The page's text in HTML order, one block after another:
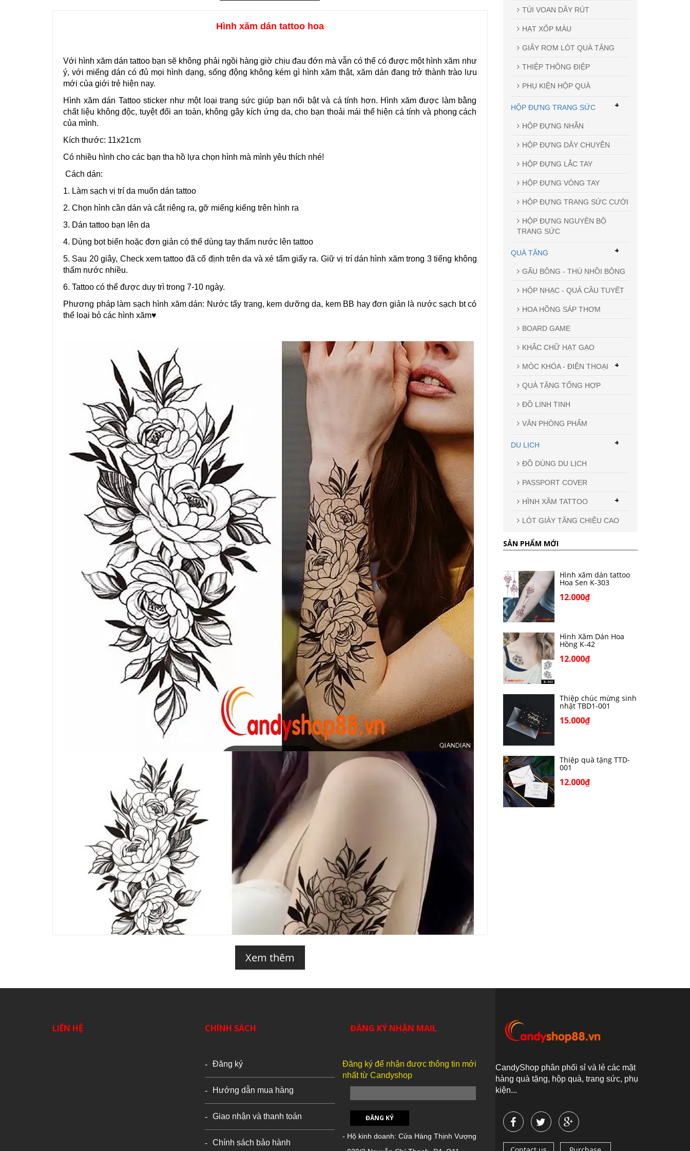
Hình xăm dán tattoo hoa
Với hình xăm dán tattoo bạn sẽ không phải ngồi hàng giờ chịu đau đớn mà vẫn có thể có được một hình xăm như
ý, với miếng dán có đủ mọi hình dạng, sống động không kém gì hình xăm thật, xăm dán đang trở thành trào lưu
mới của giới trẻ hiện nay.
Hình xăm dán Tattoo sticker như một loại trang sức giúp bạn nổi bật và cá tính hơn. Hình xăm được làm bằng
chất liệu không độc, tuyệt đối an toàn, không gây kích ứng da, cho bạn thoải mái thể hiện cá tính và phong cách
của mình.
Kích thước: 11x21cm
Có nhiều hình cho các bạn tha hồ lựa chọn hình mà mình yêu thích nhé!
Cách dán:
1. Làm sạch vị trí da muốn dán tattoo
2. Chọn hình cần dán và cắt riêng ra, gỡ miếng kiếng trên hình ra
3. Dán tattoo bạn lên da
4. Dùng bọt biển hoặc đơn giản có thể dùng tay thấm nước lên tattoo
5. Sau 20 giây, Check xem tattoo đã cố định trên da và xé tấm giấy ra. Giữ vị trí dán hình xăm trong 3 tiếng không
thấm nước nhiều.
6. Tattoo có thể được duy trì trong 7-10 ngày.
Phương pháp làm sạch hình xăm dán: Nước tẩy trang, kem dưỡng da, kem BB hay đơn giản là nước sạch bt có
thể loại bỏ các hình xăm♥
Xem thêm
TÚI VOAN DÂY RÚT
HẠT XỐP MÀU
GIẤY RƠM LÓT QUÀ TẶNG
THIỆP THÔNG ĐIỆP
PHỤ KIỆN HỘP QUÀ
HỘP ĐỰNG TRANG SỨC
HỘP ĐỰNG NHẪN
HỘP ĐỰNG DÂY CHUYỀN
HỘP ĐỰNG LẮC TAY
HỘP ĐỰNG VÒNG TAY
HỘP ĐỰNG TRANG SỨC CƯỚI
HỘP ĐỰNG NGUYÊN BỘ
TRANG SỨC
+
QUÀ TẶNG
GẤU BÔNG - THÚ NHỒI BÔNG
HỘP NHẠC - QUẢ CẦU TUYẾT
HOA HỒNG SÁP THƠM
BOARD GAME
KHẮC CHỮ HẠT GẠO
MÓC KHÓA - ĐIỆN THOẠI +
QUÀ TẶNG TỔNG HỢP
ĐỒ LINH TINH
VĂN PHÒNG PHẨM
+
DU LỊCH
ĐỒ DÙNG DU LỊCH
PASSPORT COVER
HÌNH XĂM TATTOO +
LÓT GIÀY TĂNG CHIỀU CAO
+
SẢN PHẨM MỚI
Hình xăm dán tattoo
Hoa Sen K-303
12.000₫
Hình Xăm Dán Hoa
Hồng K-42
12.000₫
Thiệp chúc mừng sinh
nhật TBD1-001
15.000₫
Thiệp quà tặng TTD-
001
12.000₫
LIÊN HỆ CHÍNH SÁCH
Đăng ký
Hướng dẫn mua hàng
Giao nhận và thanh toán
Chính sách bảo hành
ĐĂNG KÝ NHẬN MAIL
Đăng ký để nhận được thông tin mới
nhất từ Candyshop
ĐĂNG KÝ
- Hộ kinh doanh: Cửa Hàng Thịnh Vượng
CandyShop phân phối sỉ và lẻ các mặt
hàng quà tặng, hộp quà, trang sức, phụ
kiện...